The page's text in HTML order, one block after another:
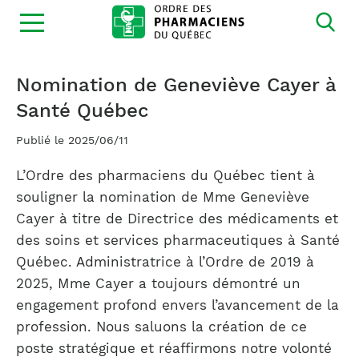
Ouvrir
la
Nomination de Geneviève Cayer à
Santé Québec
Publié le 2025/06/11
L’Ordre des pharmaciens du Québec tient à
souligner la nomination de Mme Geneviève
Cayer à titre de Directrice des médicaments et
des soins et services pharmaceutiques à Santé
Québec. Administratrice à l’Ordre de 2019 à
2025, Mme Cayer a toujours démontré un
engagement profond envers l’avancement de la
profession. Nous saluons la création de ce
poste stratégique et réaffirmons notre volonté